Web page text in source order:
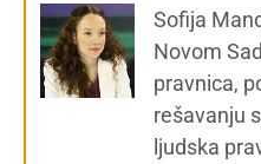
Sofija
Novom
pravnica,
rešavanju
ljudska